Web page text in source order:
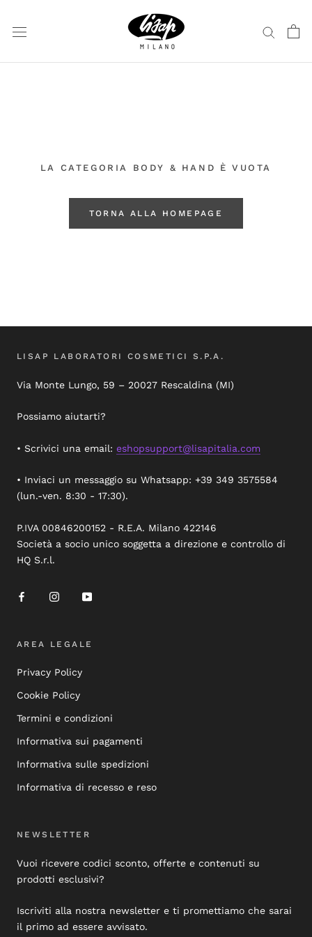
contenuto
LA CATEGORIA BODY & HAND È VUOTA
TORNA ALLA HOMEPAGE
LISAP LABORATORI COSMETICI S.P.A.
Via Monte Lungo, 59 – 20027 Rescaldina (MI)
Possiamo aiutarti?
• Scrivici una email: eshopsupport@lisapitalia.com
• Inviaci un messaggio su Whatsapp: +39 349 3575584
(lun.-ven. 8:30 - 17:30).
P.IVA 00846200152 - R.E.A. Milano 422146
Società a socio unico soggetta a direzione e controllo di
HQ S.r.l.
AREA LEGALE
Privacy Policy
Cookie Policy
Termini e condizioni
Informativa sui pagamenti
Informativa sulle spedizioni
Informativa di recesso e reso
NEWSLETTER
Vuoi ricevere codici sconto, offerte e contenuti su
prodotti esclusivi?
Iscriviti alla nostra newsletter e ti promettiamo che sarai
il primo ad essere avvisato.